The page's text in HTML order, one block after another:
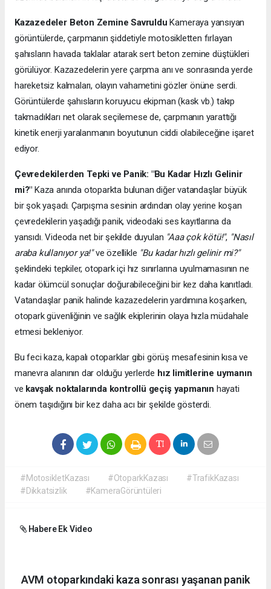
Kazazedeler Beton Zemine Savruldu Kameraya yansıyan
görüntülerde, çarpmanın şiddetiyle motosikletten fırlayan
şahısların havada taklalar atarak sert beton zemine düştükleri
görülüyor. Kazazedelerin yere çarpma anı ve sonrasında yerde
hareketsiz kalmaları, olayın vahametini gözler önüne serdi.
Görüntülerde şahısların koruyucu ekipman (kask vb.) takıp
takmadıkları net olarak seçilemese de, çarpmanın yarattığı
kinetik enerji yaralanmanın boyutunun ciddi olabileceğine işaret
ediyor.
Çevredekilerden Tepki ve Panik: "Bu Kadar Hızlı Gelinir
mi?" Kaza anında otoparkta bulunan diğer vatandaşlar büyük
bir şok yaşadı. Çarpışma sesinin ardından olay yerine koşan
çevredekilerin yaşadığı panik, videodaki ses kayıtlarına da
yansıdı. Videoda net bir şekilde duyulan "Aaa çok kötü!", "Nasıl
araba kullanıyor ya!"ve özellikle "Bu kadar hızlı gelinir mi?"
şeklindeki tepkiler, otopark içi hız sınırlarına uyulmamasının ne
kadar ölümcül sonuçlar doğurabileceğini bir kez daha kanıtladı.
Vatandaşlar panik halinde kazazedelerin yardımına koşarken,
otopark güvenliğinin ve sağlık ekiplerinin olaya hızla müdahale
etmesi bekleniyor.
Bu feci kaza, kapalı otoparklar gibi görüş mesafesinin kısa ve
manevra alanının dar olduğu yerlerde hız limitlerine uymanın
ve kavşak noktalarında kontrollü geçiş yapmanın hayati
önem taşıdığını bir kez daha acı bir şekilde gösterdi.
#MotosikletKazası #OtoparkKazası
#TrafikKazası
#Dikkatsizlik
#KameraGörüntüleri
Habere Ek Video
AVM otoparkındaki kaza sonrası yaşanan panik